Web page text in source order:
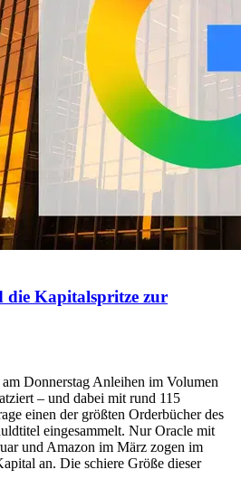
Kapitalspritze zur
Donnerstag Anleihen im Volumen
– und dabei mit rund 115
einen der größten Orderbücher des
eingesammelt. Nur Oracle mit
und Amazon im März zogen im
an. Die schiere Größe dieser